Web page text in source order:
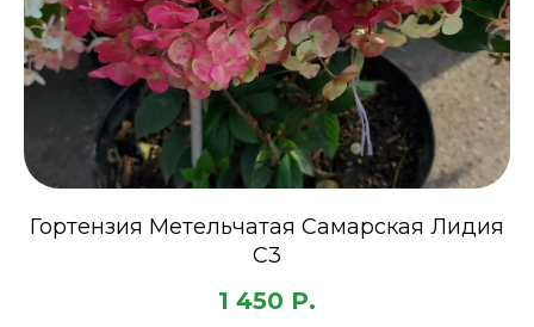
Гортензия Метельчатая Самарская Лидия
C3
1 450 Р.